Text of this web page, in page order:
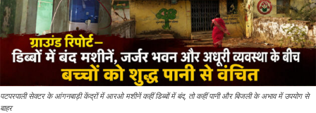
पटपरपाली सेक्टर के आंगनबाड़ी केंद्रों में आरओ मशीनें कहीं डिब्बों में बंद, तो कहीं पानी और बिजली के अभाव में उपयोग से
बाहर